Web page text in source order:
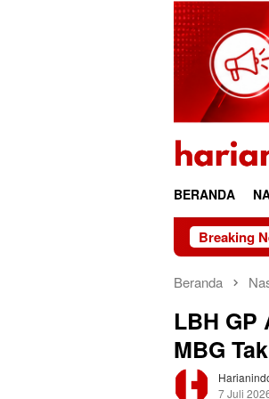
BERANDA
Breaking
Riau 69 Tahun: Kaya
Beranda
LBH
MBG
7 Juli